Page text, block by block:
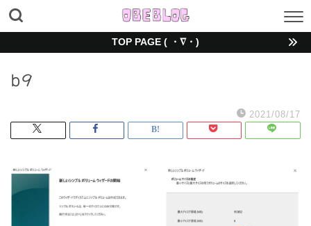
TOP PAGE ( ・∇・)
b9
2021/08/17